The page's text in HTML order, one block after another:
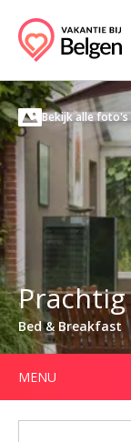
Bekijk alle foto's
Bed & Breakfast
MENU